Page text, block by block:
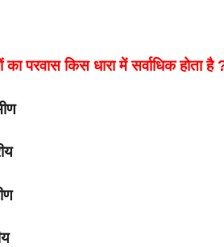
का परवास किस धारा में सर्वाधिक होता है